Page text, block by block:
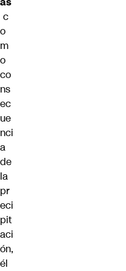
c
o
m
o
co
ns
ec
ue
nci
a
de
la
pr
eci
pit
aci
ón,
él